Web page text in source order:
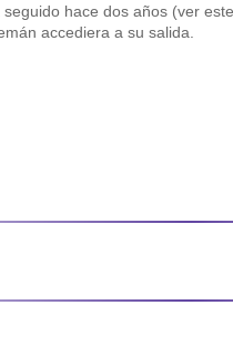
hace dos años (ver
accediera a su salida.